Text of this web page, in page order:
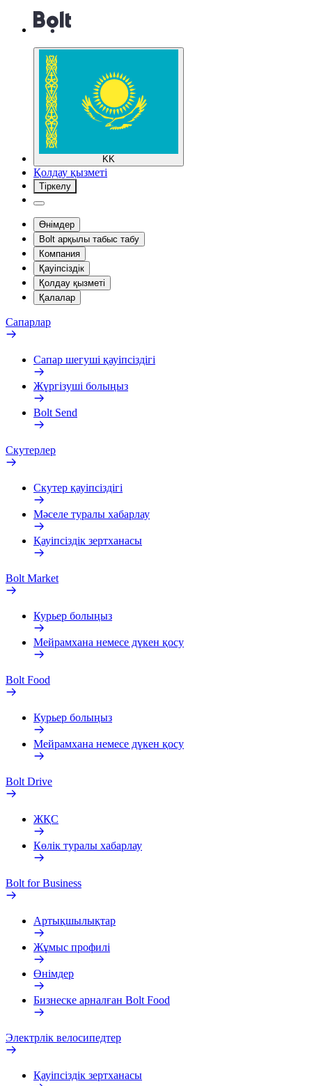
KK
Қолдау қызметі
Тіркелу
Өнімдер
Bolt арқылы табыс табу
Компания
Қауіпсіздік
Қолдау қызметі
Қалалар
Сапарлар
Сапар шегуші қауіпсіздігі
Жүргізуші болыңыз
Bolt Send
Скутерлер
Скутер қауіпсіздігі
Мәселе туралы хабарлау
Қауіпсіздік зертханасы
Bolt Market
Курьер болыңыз
Мейрамхана немесе дүкен қосу
Bolt Food
Курьер болыңыз
Мейрамхана немесе дүкен қосу
Bolt Drive
ЖҚС
Көлік туралы хабарлау
Bolt for Business
Артықшылықтар
Жұмыс профилі
Өнімдер
Бизнеске арналған Bolt Food
Электрлік велосипедтер
Қауіпсіздік зертханасы